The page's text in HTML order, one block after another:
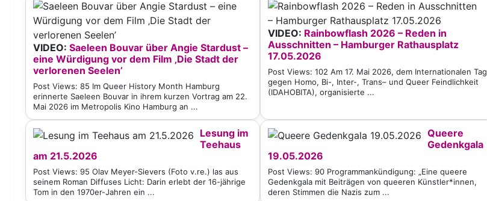
VIDEO: Saeleen Bouvar über Angie Stardust –
eine Würdigung vor dem Film ‚Die Stadt der
verlorenen Seelen’
Post Views: 85 Im Queer History Month Hamburg
erinnerte Saeleen Bouvar in ihrem kurzen Vortrag am 22.
Mai 2026 im Metropolis Kino Hamburg an ...
VIDEO: Rainbowflash 2026 – Reden in
Ausschnitten – Hamburger Rathausplatz
17.05.2026
Post Views: 102 Am 17. Mai 2026, dem Internationalen Tag
gegen Homo, Bi-, Inter-, Trans– und Queer Feindlichkeit
(IDAHOBITA), organisierte ...
Lesung im
Teehaus
am 21.5.2026
Post Views: 95 Olav Meyer-Sievers (Foto v.re.) las aus
seinem Roman Diffuses Licht: Darin erlebt der 16-jährige
Tom in den 1970er-Jahren ein ...
Queere
Gedenkgala
19.05.2026
Post Views: 90 Programmankündigung: „Eine queere
Gedenkgala mit Beiträgen von queeren Künstler*innen,
deren Stimmen die Nazis zum ...